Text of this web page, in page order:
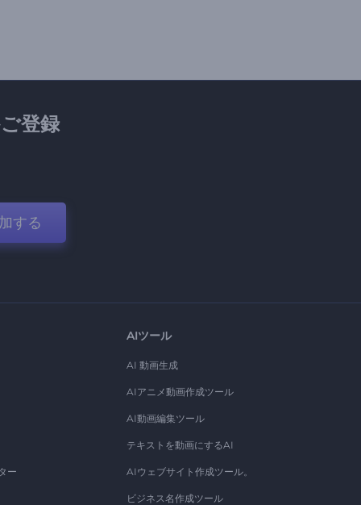
登録
する
ー
AIツール
AI 動画生成
AIアニメ動画作成ツール
AI動画編集ツール
テキストを動画にするAI
AIウェブサイト作成ツール。
ビジネス名作成ツール